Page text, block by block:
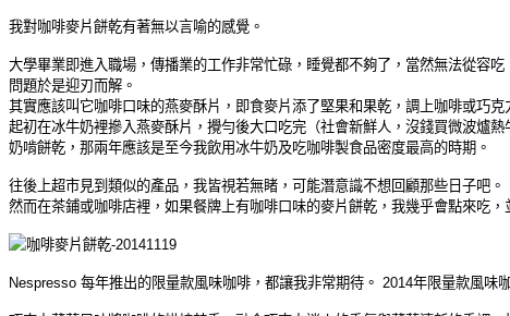
我對咖啡麥片餅乾有著無以言喻的感覺。
大學畢業即進入職場，傳播業的工作非常忙碌，睡覺都不夠了，當然無法從容
問題於是迎刃而解。
其實應該叫它咖啡口味的燕麥酥片，即食麥片添了堅果和果乾，調上咖啡或巧
起初在冰牛奶裡摻入燕麥酥片，攪勻後大口吃完（社會新鮮人，沒錢買微波爐
奶啃餅乾，那兩年應該是至今我飲用冰牛奶及吃咖啡製食品密度最高的時期。
往後上超市見到類似的產品，我皆視若無睹，可能潛意識不想回顧那些日子吧。
然而在茶鋪或咖啡店裡，如果餐牌上有咖啡口味的麥片餅乾，我幾乎會點來吃
Nespresso 每年推出的限量款風味咖啡，都讓我非常期待。 2014年限量款風味